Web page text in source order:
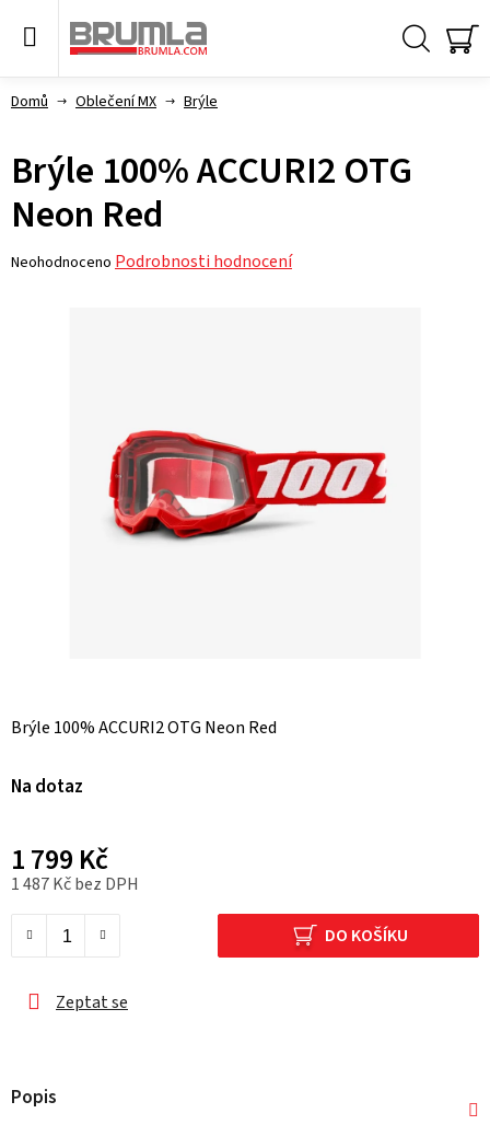
Domů Oblečení MX Brýle
Brýle 100% ACCURI2 OTG Neon Red
Na dotaz
1 799 Kč
1 487 Kč bez DPH
DO KOŠÍKU
Zeptat se
Brýle 100% ACCURI2 OTG
Neon Red
Průměrné
Neohodnoceno Podrobnosti hodnocení
Popis